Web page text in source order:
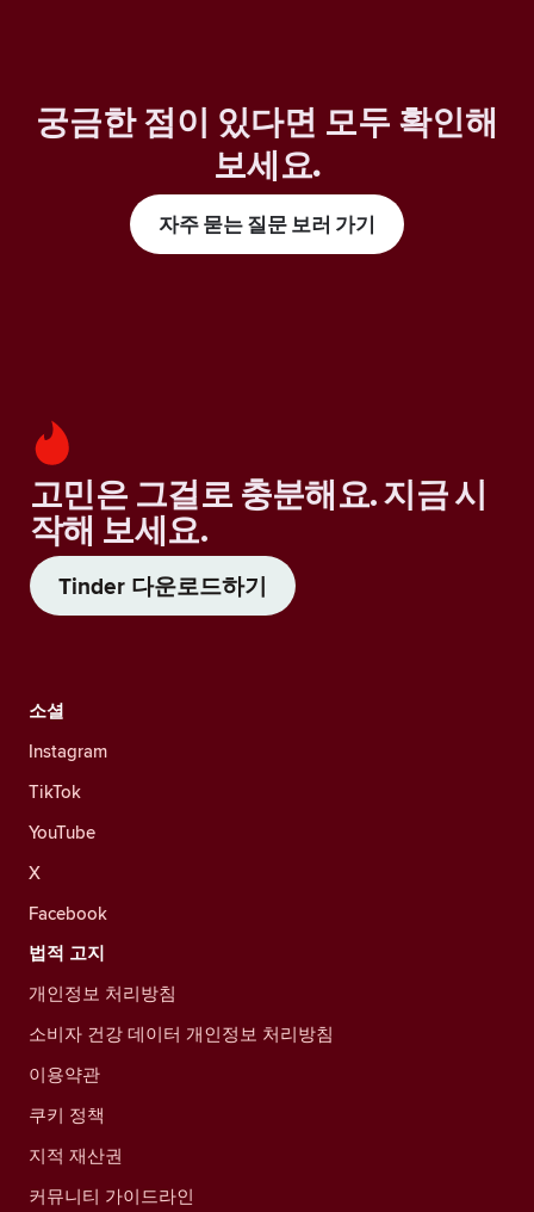
궁금한 점이 있다면 모두 확인해
보세요.
자주 묻는 질문 보러 가기
고민은 그걸로 충분해요. 지금 시
작해 보세요.
Tinder 다운로드하기
소셜
Instagram
TikTok
YouTube
X
Facebook
법적 고지
개인정보 처리방침
소비자 건강 데이터 개인정보 처리방침
이용약관
쿠키 정책
지적 재산권
커뮤니티 가이드라인